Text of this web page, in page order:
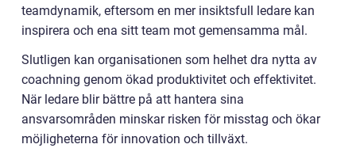
teamdynamik, eftersom en mer insiktsfull ledare kan
inspirera och ena sitt team mot gemensamma mål.
Slutligen kan organisationen som helhet dra nytta av
coachning genom ökad produktivitet och effektivitet.
När ledare blir bättre på att hantera sina
ansvarsområden minskar risken för misstag och ökar
möjligheterna för innovation och tillväxt.